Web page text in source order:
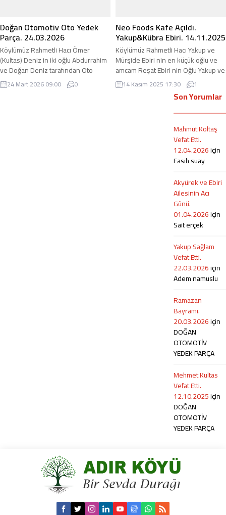
kazançlar diliyoruz. Mustafa Gezer :
0542 842 3535 – 0541 973 8196
Rahmetli Mehmet Gezer ve
Rahmetli...
Doğan Otomotiv Oto Yedek
Parça. 24.03.2026
Köylümüz Rahmetli Hacı Ömer
(Kultas) Deniz in iki oğlu Abdurrahim
ve Doğan Deniz tarafından Oto
sanayi sitesinde oto yedek parça
alanında Doğan Otomotiv ismi ile
24 Mart 2026 09:00 0
Neo Foods Kafe Açıldı.
Yakup&Kübra Ebiri. 14.11.2025
Köylümüz Rahmetli Hacı Yakup ve
Mürşide Ebiri nin en küçük oğlu ve
amcam Reşat Ebiri nin Oğlu Yakup ve
Gelini Kübra tarafından Geleneksel
Dünya Lezetleri üzerine konsepti
olan Neo Foods Kafe isimli kafenin
14.11.2025 tarihinde açılışına
Başkanı Fevzi Özgökçe, Aile
Bireyleri, Akraba ve Hısımların
14 Kasım 2025 17:30 1
Son Yorumlar
Mahmut Koltaş
Vefat Etti.
12.04.2026için
Fasih suay
Akyürek ve Ebiri
Ailesinin Acı
Günü.
01.04.2026için
Sait erçek
Yakup Sağlam
Vefat Etti.
22.03.2026için
Adem namuslu
Ramazan
Bayramı.
20.03.2026için
DOĞAN
OTOMOTİV
YEDEK PARÇA
Mehmet Kultas
Vefat Etti.
12.10.2025için
DOĞAN
OTOMOTİV
YEDEK PARÇA